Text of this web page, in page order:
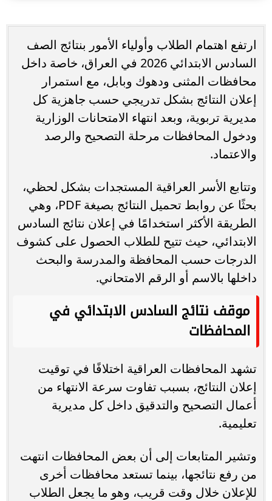
ارتفع اهتمام الطلاب وأولياء الأمور بنتائج الصف
السادس الابتدائي 2026 في العراق، خاصة داخل
محافظات المثنى ودهوك وبابل، مع استمرار
إعلان النتائج بشكل تدريجي حسب جاهزية كل
مديرية تربوية، وبعد انتهاء الامتحانات الوزارية
ودخول المحافظات مرحلة التصحيح والرصد
والاعتماد.
وتتابع الأسر العراقية المستجدات بشكل لحظي،
بحثًا عن روابط تحميل النتائج بصيغة PDF، وهي
الطريقة الأكثر استخدامًا في إعلان نتائج السادس
الابتدائي، حيث تتيح للطلاب الحصول على كشوف
الدرجات حسب المحافظة والمدرسة والبحث
داخلها بالاسم أو الرقم الامتحاني.
موقف نتائج السادس الابتدائي في
المحافظات
تشهد المحافظات العراقية اختلافًا في توقيت
إعلان النتائج، بسبب تفاوت سرعة الانتهاء من
أعمال التصحيح والتدقيق داخل كل مديرية
تعليمية.
وتشير المتابعات إلى أن بعض المحافظات انتهت
من رفع نتائجها، بينما تستعد محافظات أخرى
للإعلان خلال وقت قريب، وهو ما يجعل الطلاب